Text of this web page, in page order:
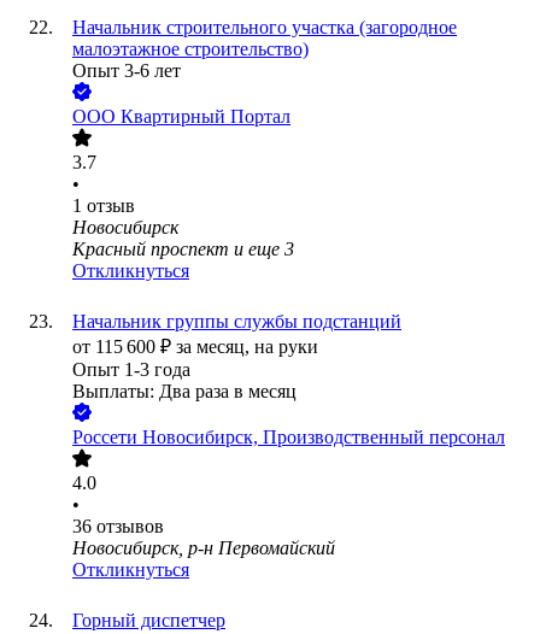
Начальник строительного участка (загородное
малоэтажное строительство)
Опыт 3-6 лет
ООО Квартирный Портал
3.7
•
1 отзыв
Новосибирск
Красный проспект и еще 3
Откликнуться
Начальник группы службы подстанций
от 115 600 ₽ за месяц, на руки
Опыт 1-3 года
Выплаты: Два раза в месяц
Россети Новосибирск, Производственный персонал
4.0
•
36 отзывов
Новосибирск, р-н Первомайский
Откликнуться
Горный диспетчер